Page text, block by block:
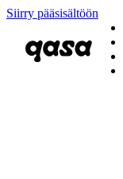
Siirry pääsisältöön